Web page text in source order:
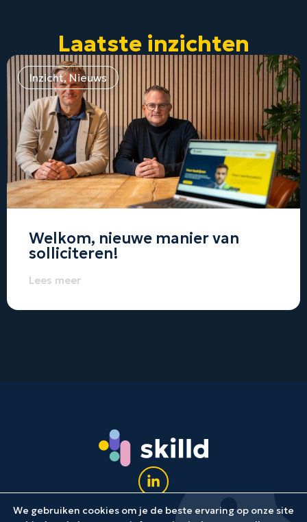
Laatste inzichten
Inzicht,Nieuws
Welkom, nieuwe manier van
solliciteren!
Lees meer
We gebruiken cookies om je de beste ervaring op onze site